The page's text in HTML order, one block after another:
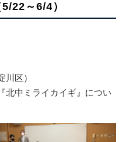
22～6/4）
川区）
北中ミライカイギ』につい